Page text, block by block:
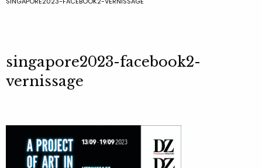
singapore2023-facebook2-
vernissage